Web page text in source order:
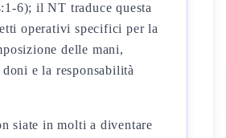
6); il NT traduce questa
operativi specifici per la
delle mani,
e la responsabilità
siate in molti a diventare